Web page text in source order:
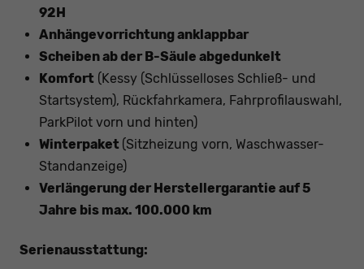
92H
Anhängevorrichtung anklappbar
Scheiben ab der B-Säule abgedunkelt
Komfort (Kessy (Schlüsselloses Schließ- und
Startsystem), Rückfahrkamera, Fahrprofilauswahl,
ParkPilot vorn und hinten)
Winterpaket (Sitzheizung vorn, Waschwasser-
Standanzeige)
Verlängerung der Herstellergarantie auf 5
Jahre bis max. 100.000 km
Serienausstattung: